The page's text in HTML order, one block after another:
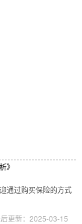
》
通过购买保险的方式
更新：2025-03-15